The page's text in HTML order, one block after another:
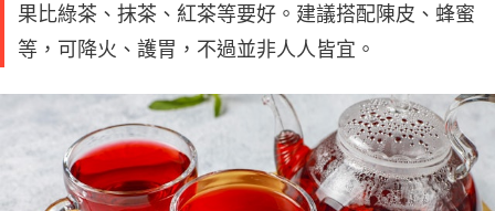
果比綠茶、抹茶、紅茶等要好。建議搭配陳皮、蜂蜜
等，可降火、護胃，不過並非人人皆宜。